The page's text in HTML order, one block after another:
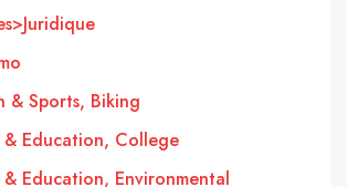
& Sports, Biking
& Education, College
& Education, Environmental